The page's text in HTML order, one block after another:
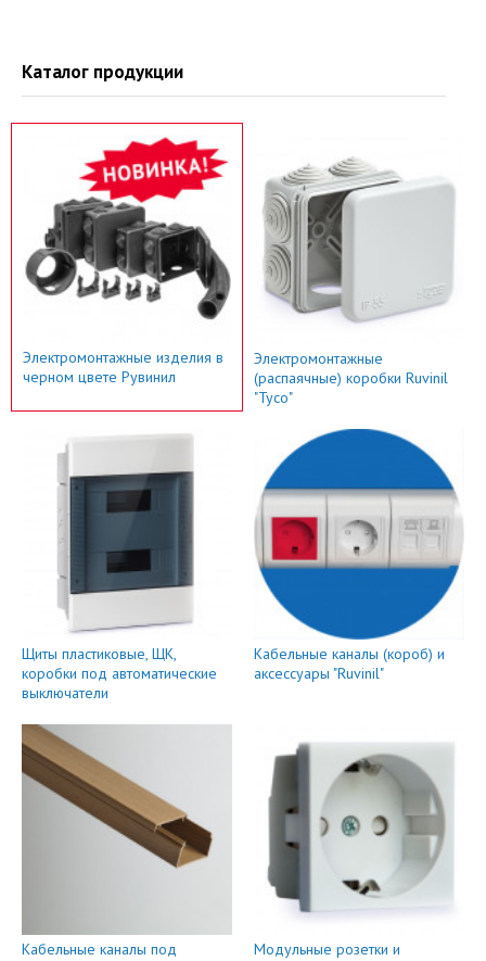
Каталог продукции
Электромонтажные изделия в
черном цвете Рувинил
Электромонтажные
(распаячные) коробки Ruvinil
"Тусо"
Щиты пластиковые, ЩК,
коробки под автоматические
выключатели
Кабельные каналы (короб) и
аксессуары "Ruvinil"
Кабельные каналы под
Модульные розетки и